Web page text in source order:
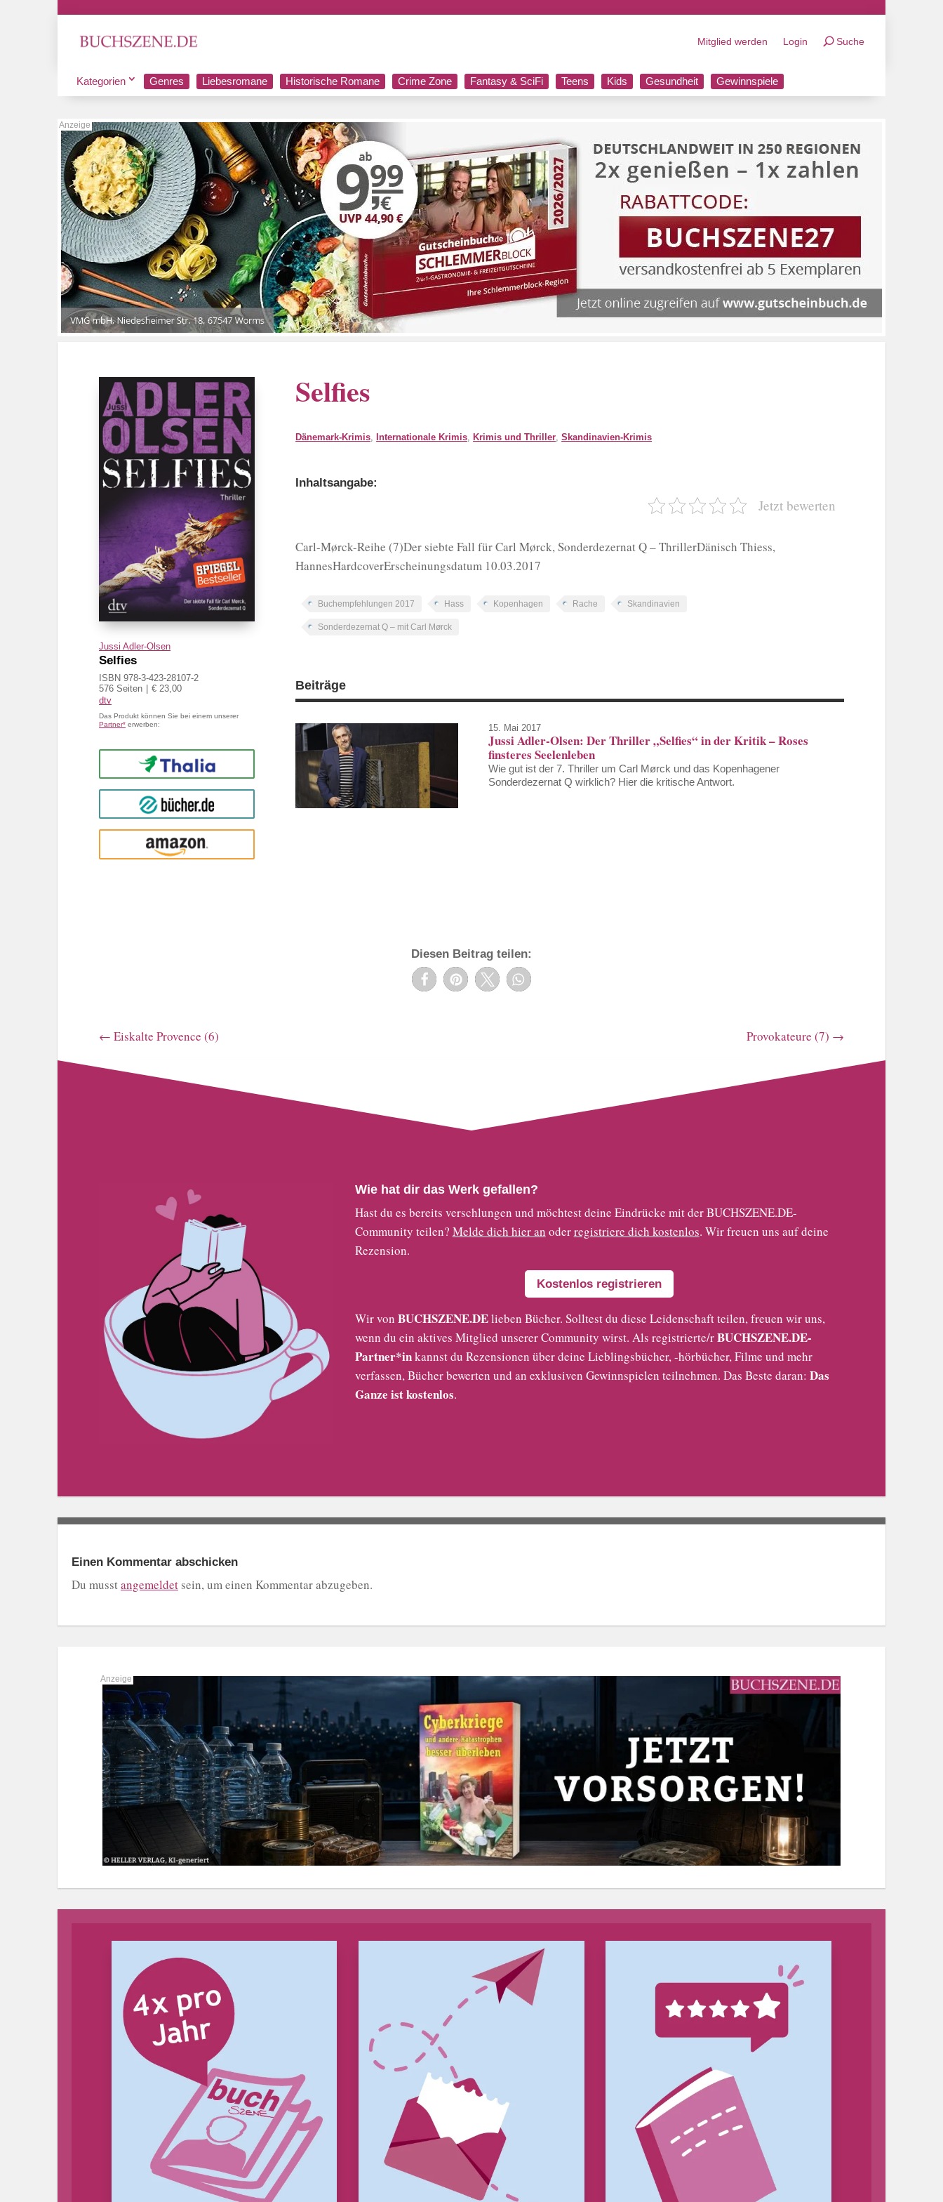
Mitglied werden Login Suche
Kategorien Genres Liebesromane Historische Romane Crime Zone Fantasy & SciFi Teens Kids Gesundheit Gewinnspiele
Jussi Adler-Olsen
Selfies
ISBN 978-3-423-28107-2
576 Seiten
€ 23,00
dtv
Das Produkt können Sie bei einem unserer
Partner* erwerben:
Thalia
buecher.de
Amazon
Selfies
Dänemark-Krimis, Internationale Krimis, Krimis und Thriller,Skandinavien-Krimis
Inhaltsangabe:
Jetzt bewerten
Carl-Mørck-Reihe (7)Der siebte Fall für Carl Mørck, Sonderdezernat Q – ThrillerDänisch Thiess,
HannesHardcoverErscheinungsdatum 10.03.2017
Buchempfehlungen 2017 Hass Kopenhagen Rache Skandinavien
Sonderdezernat Q – mit Carl Mørck
Beiträge
15. Mai 2017
Jussi Adler-Olsen: Der Thriller „Selfies“ in der Kritik – Roses
finsteres Seelenleben
Wie gut ist der 7. Thriller um Carl Mørck und das Kopenhagener
Sonderdezernat Q wirklich? Hier die kritische Antwort.
Diesen Beitrag teilen:
← Eiskalte Provence (6) Provokateure (7) →
Wie hat dir das Werk gefallen?
Hast du es bereits verschlungen und möchtest deine Eindrücke mit der BUCHSZENE.DE-
Community teilen? Melde dich hier an oderregistriere dich kostenlos. Wir freuen uns auf deine
Rezension.
Kostenlos registrieren
Wir von BUCHSZENE.DElieben Bücher. Solltest du diese Leidenschaft teilen, freuen wir uns,
wenn du ein aktives Mitglied unserer Community wirst. Als registrierte/rBUCHSZENE.DE-
Partner*inkannst du Rezensionen über deine Lieblingsbücher, -hörbücher, Filme und mehr
verfassen, Bücher bewerten und an exklusiven Gewinnspielen teilnehmen. Das Beste daran: Das
Ganze ist kostenlos.
Einen Kommentar abschicken
Du musstangemeldet sein, um einen Kommentar abzugeben.